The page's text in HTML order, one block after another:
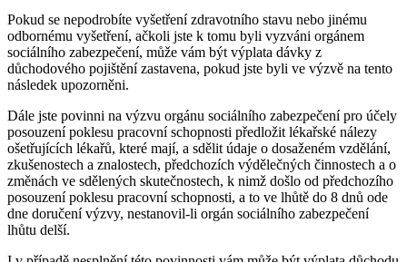
Pokud se nepodrobíte vyšetření zdravotního stavu nebo jinému
odbornému vyšetření, ačkoli jste k tomu byli vyzváni orgánem
sociálního zabezpečení, může vám být výplata dávky z
důchodového pojištění zastavena, pokud jste byli ve výzvě na tento
následek upozorněni.
Dále jste povinni na výzvu orgánu sociálního zabezpečení pro účely
posouzení poklesu pracovní schopnosti předložit lékařské nálezy
ošetřujících lékařů, které mají, a sdělit údaje o dosaženém vzdělání,
zkušenostech a znalostech, předchozích výdělečných činnostech a o
změnách ve sdělených skutečnostech, k nimž došlo od předchozího
posouzení poklesu pracovní schopnosti, a to ve lhůtě do 8 dnů ode
dne doručení výzvy, nestanovil-li orgán sociálního zabezpečení
lhůtu delší.